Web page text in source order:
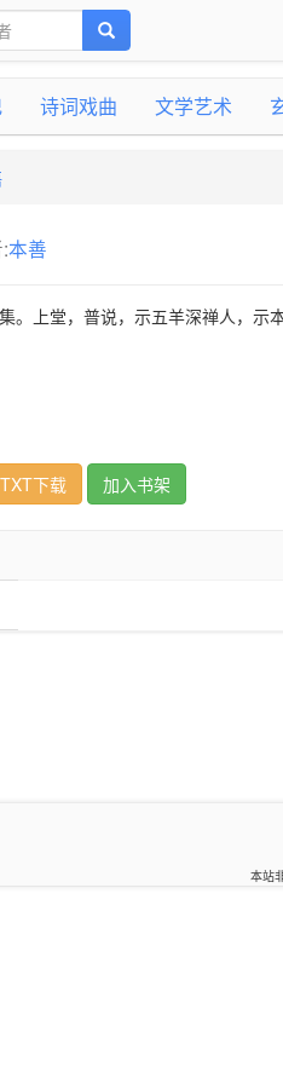
诗词戏曲 文学艺术
本善
。上堂，普说，示五羊深禅人，示
TXT下载 加入书架
本站